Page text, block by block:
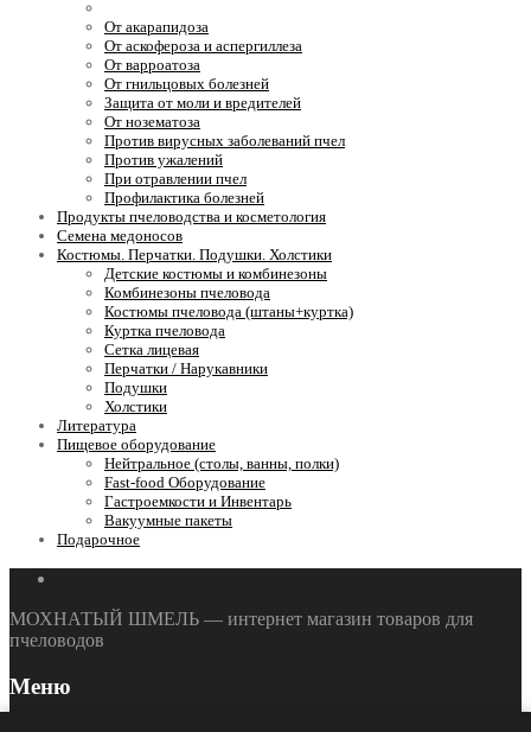
От акарапидоза
От аскофероза и аспергиллеза
От варроатоза
От гнильцовых болезней
Защита от моли и вредителей
От нозематоза
Против вирусных заболеваний пчел
Против ужалений
При отравлении пчел
Профилактика болезней
Продукты пчеловодства и косметология
Семена медоносов
Костюмы. Перчатки. Подушки. Холстики
Детские костюмы и комбинезоны
Комбинезоны пчеловода
Костюмы пчеловода (штаны+куртка)
Куртка пчеловода
Сетка лицевая
Перчатки / Нарукавники
Подушки
Холстики
Литература
Пищевое оборудование
Нейтральное (столы, ванны, полки)
Fast-food Оборудование
Гастроемкости и Инвентарь
Вакуумные пакеты
Подарочное
МОХНАТЫЙ ШМЕЛЬ — интернет магазин товаров для
пчеловодов
Меню